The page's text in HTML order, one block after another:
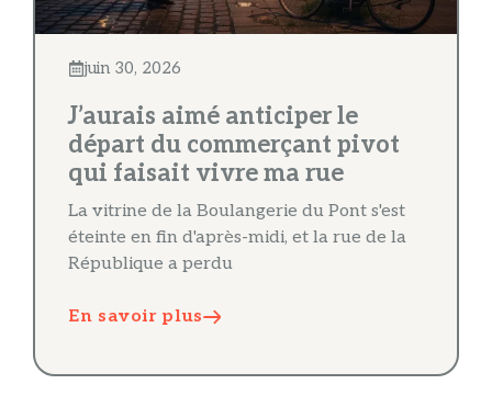
juin 30, 2026
J’aurais aimé anticiper le
départ du commerçant pivot
qui faisait vivre ma rue
La vitrine de la Boulangerie du Pont s'est
éteinte en fin d'après-midi, et la rue de la
République a perdu
En savoir plus